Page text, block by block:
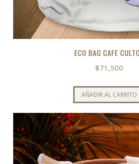
ECO BAG CAFE
$71,500
AÑADIR AL CARRITO